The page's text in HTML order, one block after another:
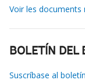
Voir les documents
BOLETÍN DEL
Suscríbase al